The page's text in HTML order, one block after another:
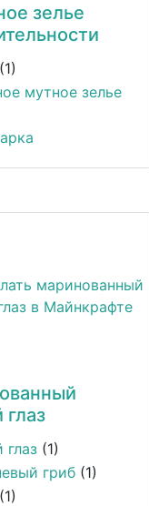
зелье
мутное зелье
глаз
глаз (1)
гриб (1)